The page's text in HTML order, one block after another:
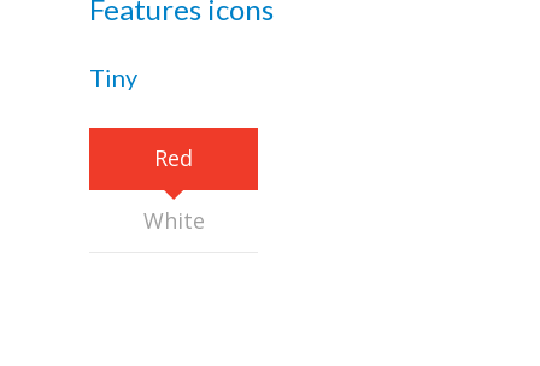
-- De 5 a 7 años Fiestas de Cumpleaños
-- De 8 a 9 años Animaciones para primaria
-- Teens
Alquileres
Features icons
Tiny
Red
White